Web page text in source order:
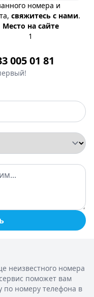
номера и
свяжитесь с нами.
Место на сайте
1
005 01 81
неизвестного номера
поможет вам
по номеру телефона в